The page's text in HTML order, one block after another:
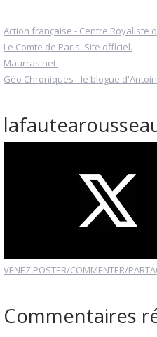
Action française - Centre Royaliste
Le Comte de Paris. Site officiel.
Maurras.net.
Géo Chroniques - le blogue
VENEZ POSTER/COMMENTER/
Commentaires